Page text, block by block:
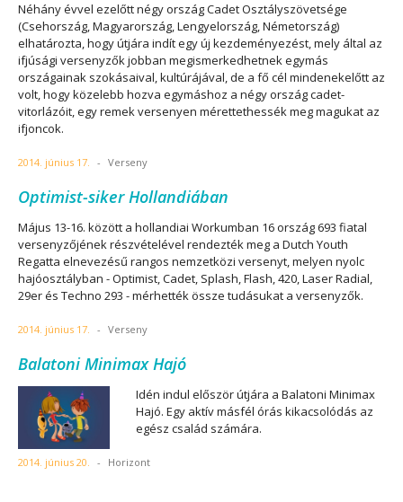
Néhány évvel ezelőtt négy ország Cadet Osztályszövetsége
(Csehország, Magyarország, Lengyelország, Németország)
elhatározta, hogy útjára indít egy új kezdeményezést, mely által az
ifjúsági versenyzők jobban megismerkedhetnek egymás
országainak szokásaival, kultúrájával, de a fő cél mindenekelőtt az
volt, hogy közelebb hozva egymáshoz a négy ország cadet-
vitorlázóit, egy remek versenyen mérettethessék meg magukat az
ifjoncok.
2014. június 17. - Verseny
Optimist-siker Hollandiában
Május 13-16. között a hollandiai Workumban 16 ország 693 fiatal
versenyzőjének részvételével rendezték meg a Dutch Youth
Regatta elnevezésű rangos nemzetközi versenyt, melyen nyolc
hajóosztályban - Optimist, Cadet, Splash, Flash, 420, Laser Radial,
29er és Techno 293 - mérhették össze tudásukat a versenyzők.
2014. június 17. - Verseny
Balatoni Minimax Hajó
Idén indul először útjára a Balatoni Minimax
Hajó. Egy aktív másfél órás kikacsolódás az
egész család számára.
2014. június 20. - Horizont